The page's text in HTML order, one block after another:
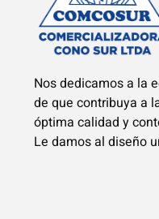
Nos dedicamos a la
de que contribuya a
óptima calidad y
Le damos al diseño